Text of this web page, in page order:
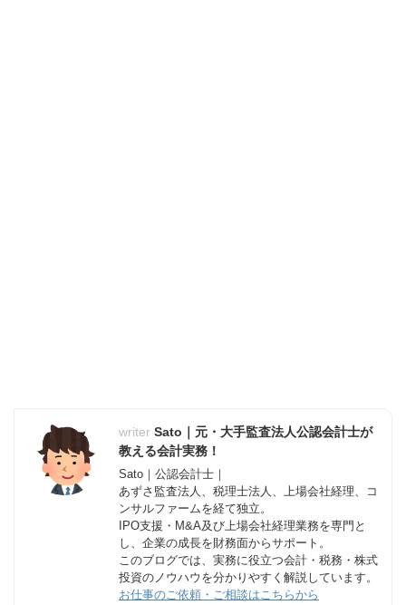
Sato｜元・大手監査法人公認会計士が
教える会計実務！
Sato｜公認会計士｜
あずさ監査法人、税理士法人、上場会社経理、コ
ンサルファームを経て独立。
IPO支援・M&A及び上場会社経理業務を専門と
し、企業の成長を財務面からサポート。
このブログでは、実務に役立つ会計・税務・株式
投資のノウハウを分かりやすく解説しています。
お仕事のご依頼・ご相談はこちらから